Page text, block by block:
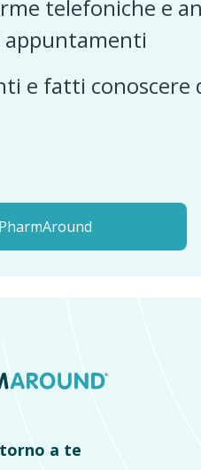
telefoniche e
appuntamenti
e fatti conoscere
a te